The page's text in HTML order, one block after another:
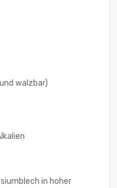
walzbar)
in hoher